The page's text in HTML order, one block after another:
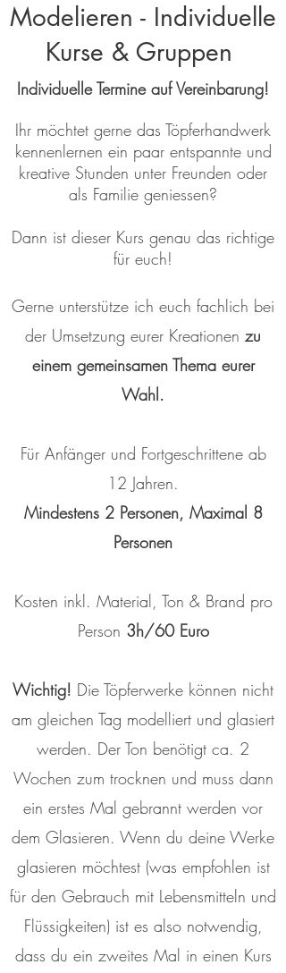
Modelieren - Individuelle
Kurse & Gruppen
Individuelle Termine auf Vereinbarung!
Ihr möchtet gerne das Töpferhandwerk
kennenlernen ein paar entspannte und
kreative Stunden unter Freunden oder
als Familie geniessen?
Dann ist dieser Kurs genau das richtige
für euch!
Gerne unterstütze ich euch fachlich bei
der Umsetzung eurer Kreationen zu
einem gemeinsamen Thema eurer
Wahl.
Für Anfänger und Fortgeschrittene ab
12 Jahren.
Mindestens 2 Personen, Maximal 8
Personen
Kosten inkl. Material, Ton & Brand pro
Person 3h/60 Euro
Wichtig! Die Töpferwerke können nicht
am gleichen Tag modelliert und glasiert
werden. Der Ton benötigt ca. 2
Wochen zum trocknen und muss dann
ein erstes Mal gebrannt werden vor
dem Glasieren. Wenn du deine Werke
glasieren möchtest (was empfohlen ist
für den Gebrauch mit Lebensmitteln und
Flüssigkeiten) ist es also notwendig,
dass du ein zweites Mal in einen Kurs